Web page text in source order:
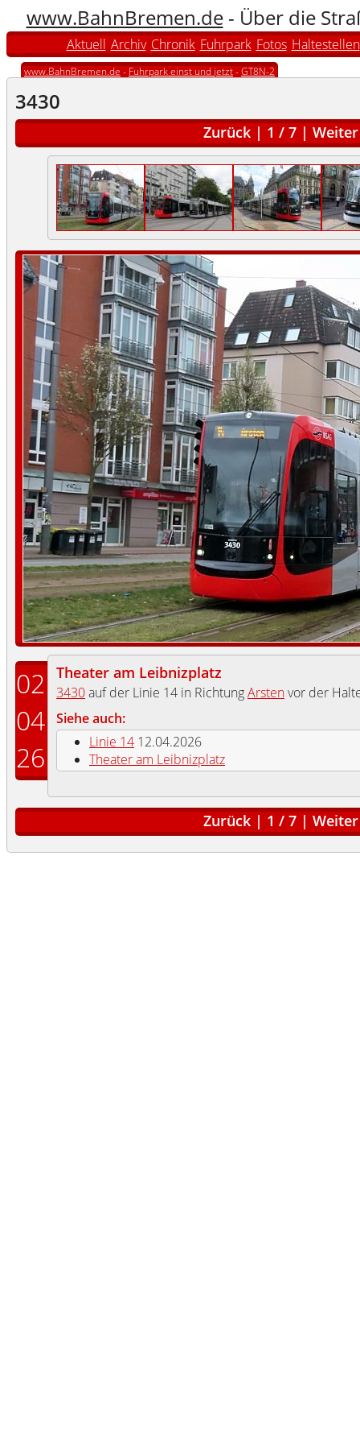
www.BahnBremen.de- Über die
Aktuell Archiv Chronik Fuhrpark Fotos Haltestellen
www.BahnBremen.de - Fuhrpark einst und jetzt-GT8N-2
3430
Zurück | 1 / 7 | Weiter
02
04
26
Theater am Leibnizplatz
3430auf der Linie 14 in RichtungArstenvor der
Siehe auch:
Linie 14 12.04.2026
Theater am Leibnizplatz
Zurück | 1 / 7 | Weiter